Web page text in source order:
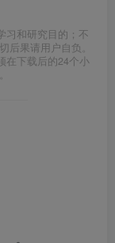
习和研究目的；不
后果请用户自负。
在下载后的24个小